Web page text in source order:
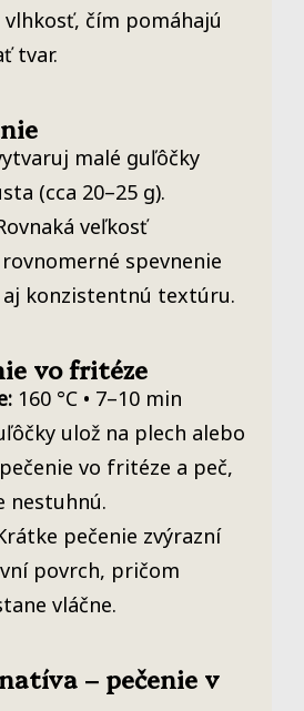
čím pomáhajú
tvar.
malé guľôčky
(cca 20–25 g).
veľkosť
spevnenie
konzistentnú textúru.
vo fritéze
160 °C • 7–10 min
ulož na plech alebo
vo fritéze a peč,
nestuhnú.
pečenie zvýrazní
povrch, pričom
vláčne.
– pečenie v